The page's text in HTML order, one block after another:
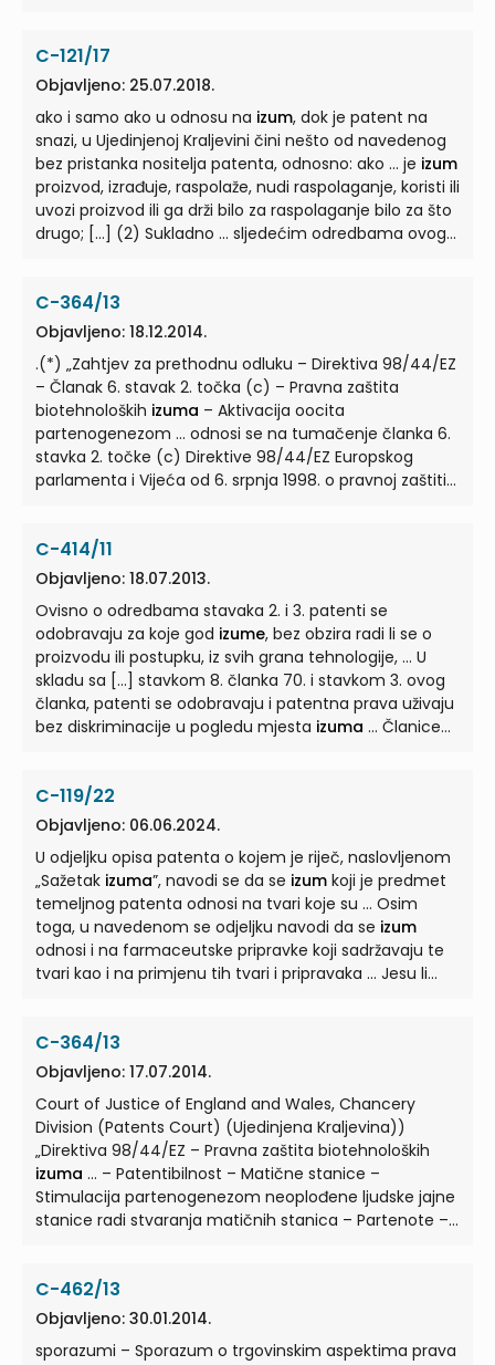
donošenja konačne odluke u sudskom postupku ... .” 8
Članak 18. tog zakona predviđa: „Ako netko pred
naizum , navedeni ured prenosi prijavu na njegovo ...
Isto vrijedi i u pogledu jačeg prava naizum koji je
predmet patentne prijave. [...]” ...
C-121/17
Objavljeno: 25.07.2018.
ako i samo ako u odnosu na izum, dok je patent na
snazi, u Ujedinjenoj Kraljevini čini nešto od navedenog
bez pristanka nositelja patenta, odnosno: ako ... je izum
proizvod, izrađuje, raspolaže, nudi raspolaganje, koristi ili
uvozi proizvod ili ga drži bilo za raspolaganje bilo za što
drugo; [...] (2) Sukladno ... sljedećim odredbama ovog
pristanka nositelja, ... osobi koja nije nositelj dozvole ili
druga osoba ovlaštena za korištenje
nudi da će joj pribaviti bilo kakva sredstva u Ujedinjenoj
... Kraljevini, u vezi s bitnim elementimaizuma, za
primjenu izuma, kada zna, ili je to u tim okolnostima
razumnoj osobi očito, da su ta sredstva primjerena ...
C-364/13
Objavljeno: 18.12.2014.
.(*) „Zahtjev za prethodnu odluku – Direktiva 98/44/EZ
– Članak 6. stavak 2. točka (c) – Pravna zaštita
biotehnoloških izuma – Aktivacija oocita
partenogenezom ... odnosi se na tumačenje članka 6.
stavka 2. točke (c) Direktive 98/44/EZ Europskog
parlamenta i Vijeća od 6. srpnja 1998. o pravnoj zaštiti
ulogu u brojnim granama industrije te će zaštita
biotehnološkihizuma... javni red ili moral mora također
Direktive trebao bi također uključivati ilustrativan popis
izuma... moralnim principima priznatim u nekoj državi
članici te je poštovanje tih principa posebno važno u
području biotehnologije u svjetlu potencijalnog niza
izuma...
C-414/11
Objavljeno: 18.07.2013.
Ovisno o odredbama stavaka 2. i 3. patenti se
odobravaju za koje god izume, bez obzira radi li se o
proizvodu ili postupku, iz svih grana tehnologije, ... U
skladu sa [...] stavkom 8. članka 70. i stavkom 3. ovog
članka, patenti se odobravaju i patentna prava uživaju
bez diskriminacije u pogledu mjesta izuma ... Članice
komercijalnog iskorištavanja neophodno radi zaštite ...
odredbe dijela VI., od dana stupanja na snagu
koji je moguće podnijeti prijavu za patente za takve
izume... Među njezinim ciljevima navodi se
ujednačavanje pravila o trajanju patenta, pojmu izuma
i uvjetima patentiranja. 8 Članak 167. ...
C-119/22
Objavljeno: 06.06.2024.
U odjeljku opisa patenta o kojem je riječ, naslovljenom
„Sažetak izuma”, navodi se da se izum koji je predmet
temeljnog patenta odnosi na tvari koje su ... Osim
toga, u navedenom se odjeljku navodi da se izum
odnosi i na farmaceutske pripravke koji sadržavaju te
tvari kao i na primjenu tih tvari i pripravaka ... Jesu li
relevantni za tumačenje članka 3. ... (b) U potonjem
slučaju, ako je izumpredmet patenta, što moraju
stavljanje u promet kako bi ishodili ... Sud je u
predmetima o kojima je riječ smatrao da je samo A
takavizum; dakle, prvi SDZ za A već je ispunio tu
kompenzacijsku svrhu. ...
C-364/13
Objavljeno: 17.07.2014.
Court of Justice of England and Wales, Chancery
Division (Patents Court) (Ujedinjena Kraljevina))
„Direktiva 98/44/EZ – Pravna zaštita biotehnoloških
izuma ... – Patentibilnost – Matične stanice –
Stimulacija partenogenezom neoplođene ljudske jajne
stanice radi stvaranja matičnih stanica – Partenote –
biotehnoloških
2. ... Pridržavajući se odredaba stavaka 2. i 3., patenti će
se o proizvodu ili postupku, iz svih grana ... 4. članka 65.,
C-462/13
Objavljeno: 30.01.2014.
sporazumi – Sporazum o trgovinskim aspektima prava